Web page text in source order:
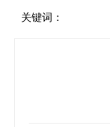
关键词：